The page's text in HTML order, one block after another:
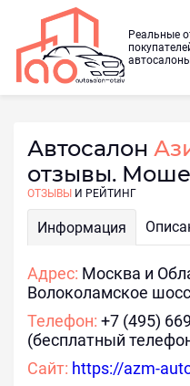
Реальные
Автосалон
отзывы.
ОТЗЫВЫ И РЕЙТИНГ
Информация
Адрес: Москва и
Волоколамское
Телефон: +7 (495)
(бесплатный
Сайт: https://azm-